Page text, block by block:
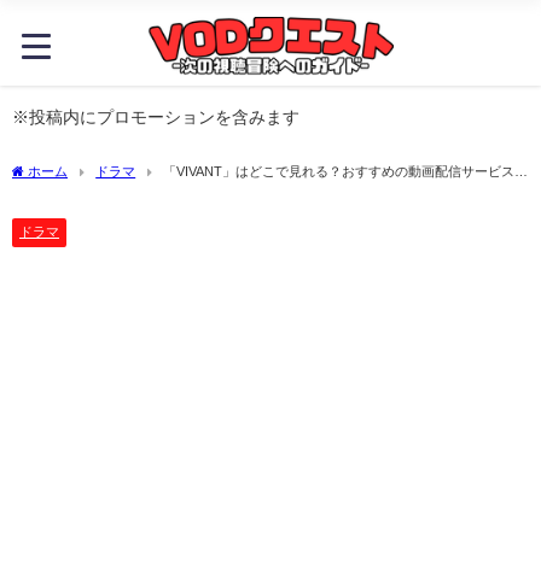
※投稿内にプロモーションを含みます
ホーム ドラマ
「VIVANT」はどこで見れる？おすすめの動画配信サービスや
ドラマ